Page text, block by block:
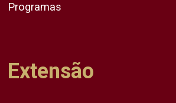
Programas
Extensão